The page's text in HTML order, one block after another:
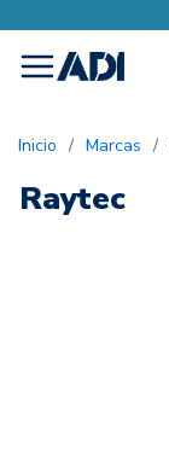
menu
Inicio / Marcas /
Raytec